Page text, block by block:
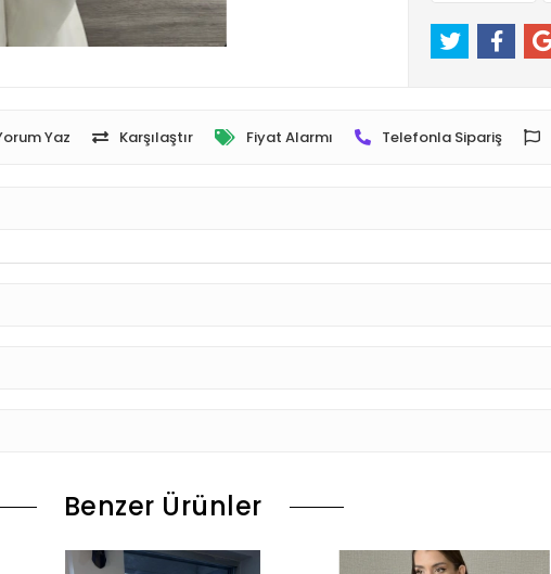
Yaz Karşılaştır Fiyat Alarmı Telefonla Sipariş
Benzer Ürünler